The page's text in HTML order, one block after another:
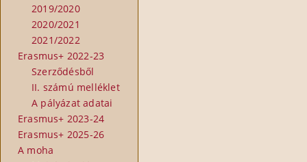
2019/2020
2020/2021
2021/2022
Erasmus+ 2022-23
Szerződésből
II. számú melléklet
A pályázat adatai
Erasmus+ 2023-24
Erasmus+ 2025-26
A moha